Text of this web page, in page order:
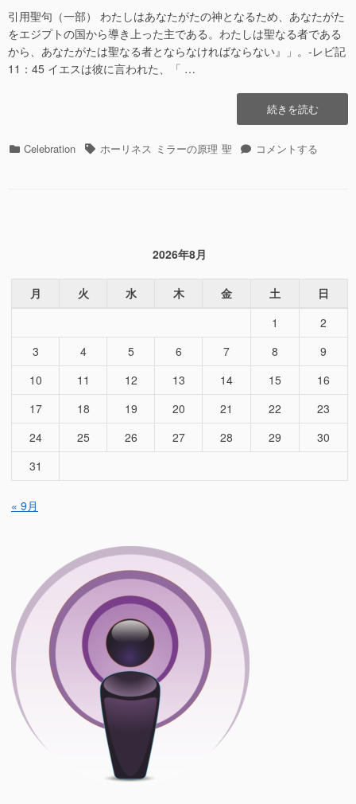
引用聖句（一部） わたしはあなたがたの神となるため、あなたがた
をエジプトの国から導き上った主である。わたしは聖なる者である
から、あなたがたは聖なる者とならなければならない』」。-レビ記
11：45 イエスは彼に言われた、「 …
“Shall
We
業？
=”の
続きを読む
カ Celebration
タ ホーリネス ミラーの原理 聖
Shall
理
に
コメントする
2026年8月
月 火 水 木 金 土
日
1
2
3
4 5 6 7 8
9
10
11 12 13 14 15
16
17
18 19 20 21 22
23
24
25 26 27 28 29
30
31
« 9月